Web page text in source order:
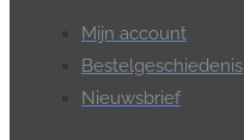
Mijn account
Bestelgeschiedenis
Nieuwsbrief